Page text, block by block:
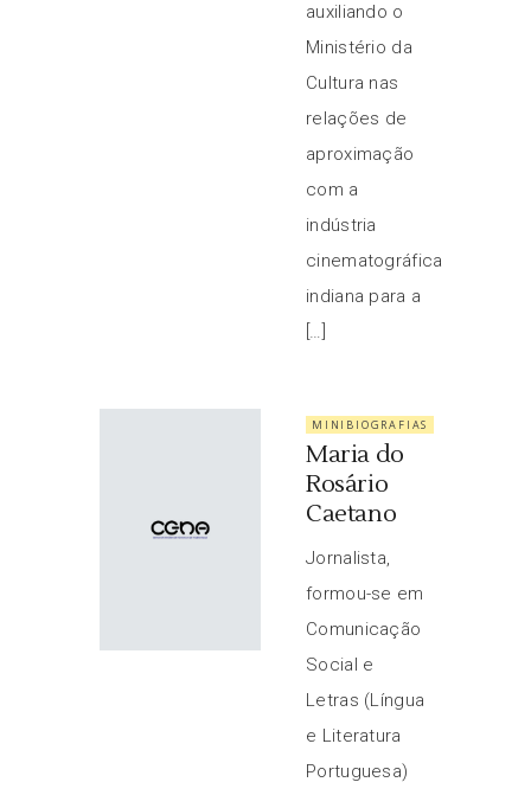
auxiliando o
Ministério da
Cultura nas
relações de
aproximação
com a
indústria
cinematográfica
indiana para a
[…]
MINIBIOGRAFIAS
Maria do
Rosário
Caetano
Jornalista,
formou-se em
Comunicação
Social e
Letras (Língua
e Literatura
Portuguesa)